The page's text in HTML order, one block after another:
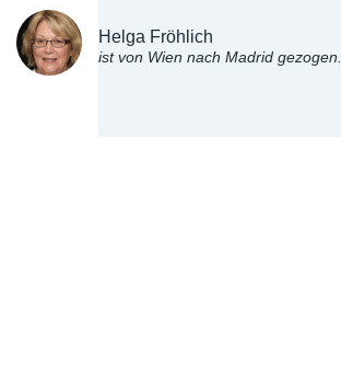
Helga Fröhlich
ist von Wien nach Madrid gezogen.